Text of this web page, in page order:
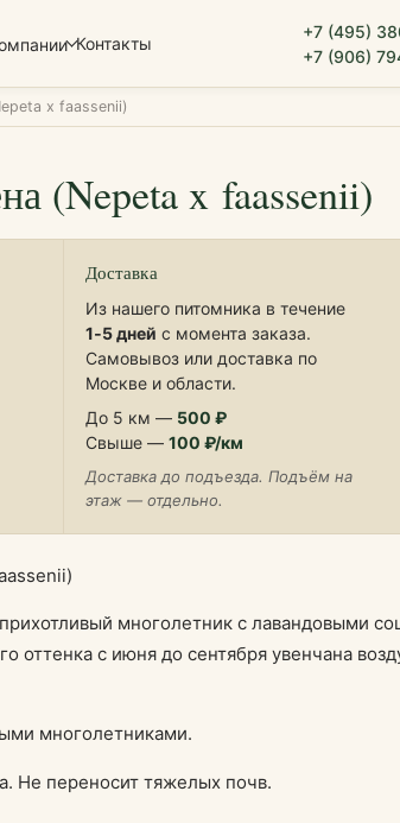
Контакты
+7 (495)
+7 (906)
x faassenii)
(Nepeta x faassenii)
Доставка
Из нашего питомника в течение
1‑5 дней с момента заказа.
Самовывоз или доставка по
Москве и области.
До 5 км — 500 ₽
Свыше — 100 ₽/км
Доставка до подъезда. Подъём на
этаж — отдельно.
многолетник с лавандовыми
оттенка с июня до сентября увенчана
многолетниками.
Не переносит тяжелых почв.